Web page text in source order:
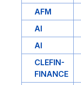
AFM
AI
AI
CLEFIN-
FINANCE